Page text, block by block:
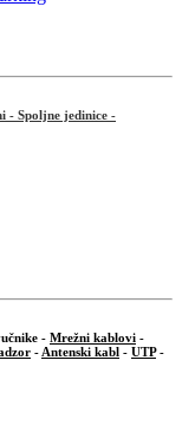
- Spoljne jedinice -
- Mrežni kablovi -
- Antenski kabl - UTP-